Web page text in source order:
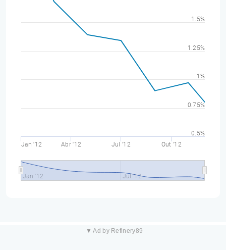
Jan '12 Abr '12 Jul '12 Out '12
Jan '12 Jul '12
0.5%
0.75%
1%
1.25%
1.5%
▼ Ad by Refinery89